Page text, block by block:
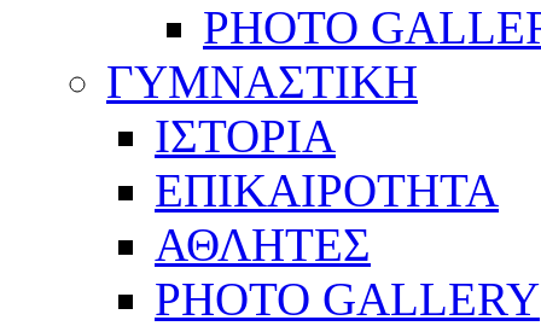
PHOTO
ΓΥΜΝΑΣΤΙΚΗ
ΙΣΤΟΡΙΑ
ΕΠΙΚΑΙΡΟΤΗΤΑ
ΑΘΛΗΤΕΣ
PHOTO GALLERY